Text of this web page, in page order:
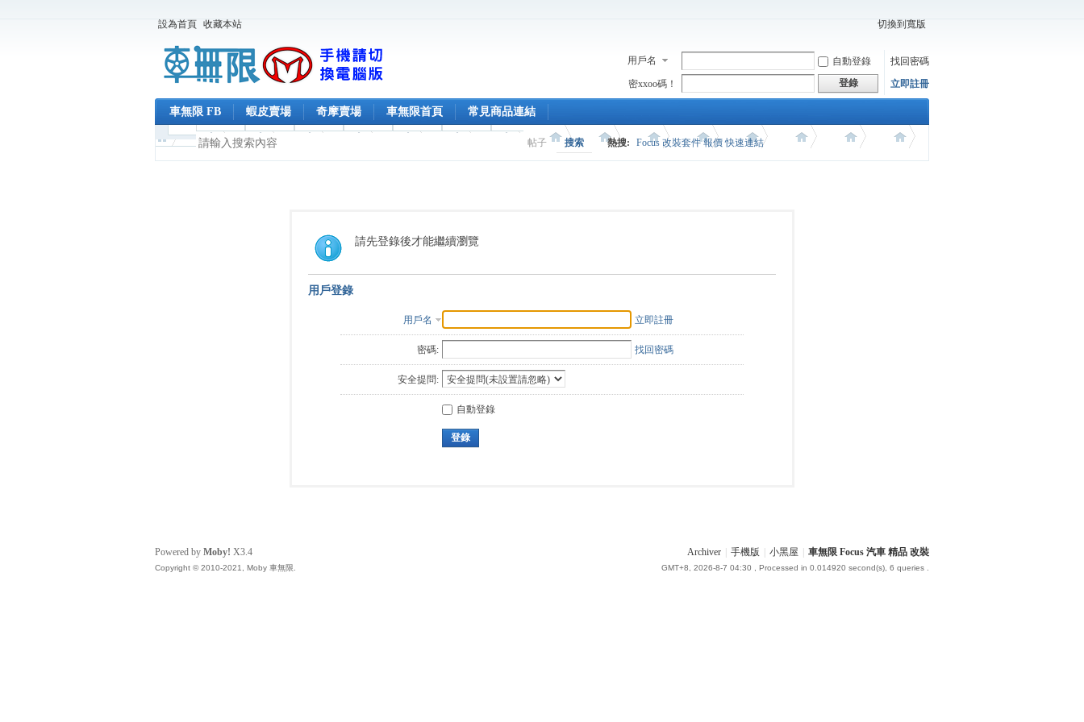
設為首頁 收藏本站 切換到寬版
用戶名 自動登錄
找回密碼
密xxoo碼！
登錄 立即註冊
車無限 FB 蝦皮賣場 奇摩賣場 車無限首頁 常見商品連結
帖子 搜索 熱搜: Focus 改裝套件 報價 快速連結
請先登錄後才能繼續瀏覽
用戶登錄
用戶名 立即註冊
密碼: 找回密碼
安全提問:
自動登錄
登錄
Archiver 手機版 小黑屋 車無限 Focus 汽車 精品 改裝
GMT+8, 2026-8-7 04:30 , Processed in 0.014920 second(s), 6 queries .
Powered by Moby! X3.4
Copyright © 2010-2021, Moby 車無限.